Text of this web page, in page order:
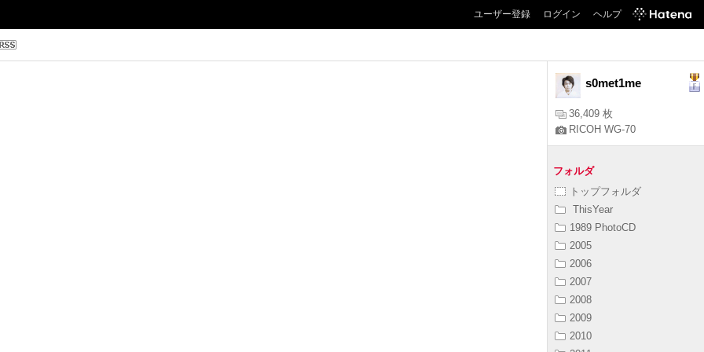
ユーザー登録 ログイン ヘルプ
s0met1me
36,409 枚
RICOH WG-70
フォルダ
トップフォルダ
ThisYear
1989 PhotoCD
2005
2006
2007
2008
2009
2010